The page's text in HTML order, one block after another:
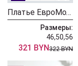
Платье ЕвроМода 606 бежевый + бирюзовый
Размеры:
46,50,56
321 BYN322 BYN